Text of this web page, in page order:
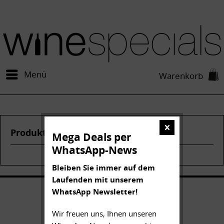
Menü Warenkorb
Produkte von Heinrich
Mega Deals per
WhatsApp-News
Bleiben Sie immer auf dem
Laufenden mit unserem
WhatsApp Newsletter!
Wir freuen uns, Ihnen unseren